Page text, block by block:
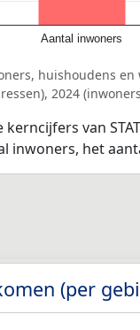
Aantal inwoners
huishoudens
2024
van
inwoners, het
(per